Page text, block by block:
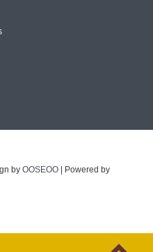
by OOSEOO | Powered by